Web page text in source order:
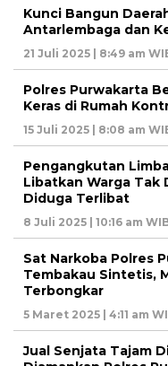
Kunci Bangun
Antarlembaga dan
21 Juli 2025 | 8:49 am
Polres Purwakarta
Keras di Rumah
15 Juli 2025 | 8:08 am
Pengangkutan
Libatkan Warga Tak
Diduga Terlibat
8 Juli 2025 | 10:16 am
Sat Narkoba Polres
Tembakau Sintetis,
Terbongkar
5 Maret 2025 | 4:11 am
Jual Senjata Tajam